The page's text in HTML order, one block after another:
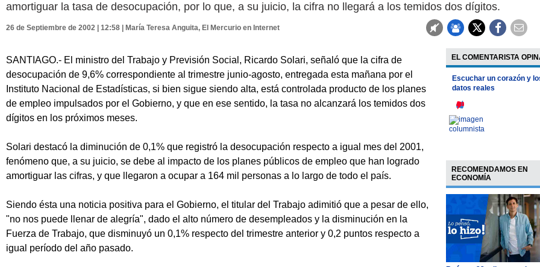
amortiguar la tasa de desocupación, por lo que, a su juicio, la cifra no llegará a los temidos dos dígitos.
26 de Septiembre de 2002 | 12:58 | María Teresa Anguita, El Mercurio en Internet
SANTIAGO.- El ministro del Trabajo y Previsión Social, Ricardo Solari, señaló que la cifra de
desocupación de 9,6% correspondiente al trimestre junio-agosto, entregada esta mañana por el
Instituto Nacional de Estadísticas, si bien sigue siendo alta, está controlada producto de los planes
de empleo impulsados por el Gobierno, y que en ese sentido, la tasa no alcanzará los temidos dos
dígitos en los próximos meses.
Solari destacó la diminución de 0,1% que registró la desocupación respecto a igual mes del 2001,
fenómeno que, a su juicio, se debe al impacto de los planes públicos de empleo que han logrado
amortiguar las cifras, y que llegaron a ocupar a 164 mil personas a lo largo de todo el país.
Siendo ésta una noticia positiva para el Gobierno, el titular del Trabajo adimitió que a pesar de ello,
"no nos puede llenar de alegría", dado el alto número de desempleados y la disminución en la
Fuerza de Trabajo, que disminuyó un 0,1% respecto del trimestre anterior y 0,2 puntos respecto a
igual período del año pasado.
EL COMENTARISTA
Escuchar un corazón y
datos reales
RECOMENDAMOS EN
ECONOMÍA